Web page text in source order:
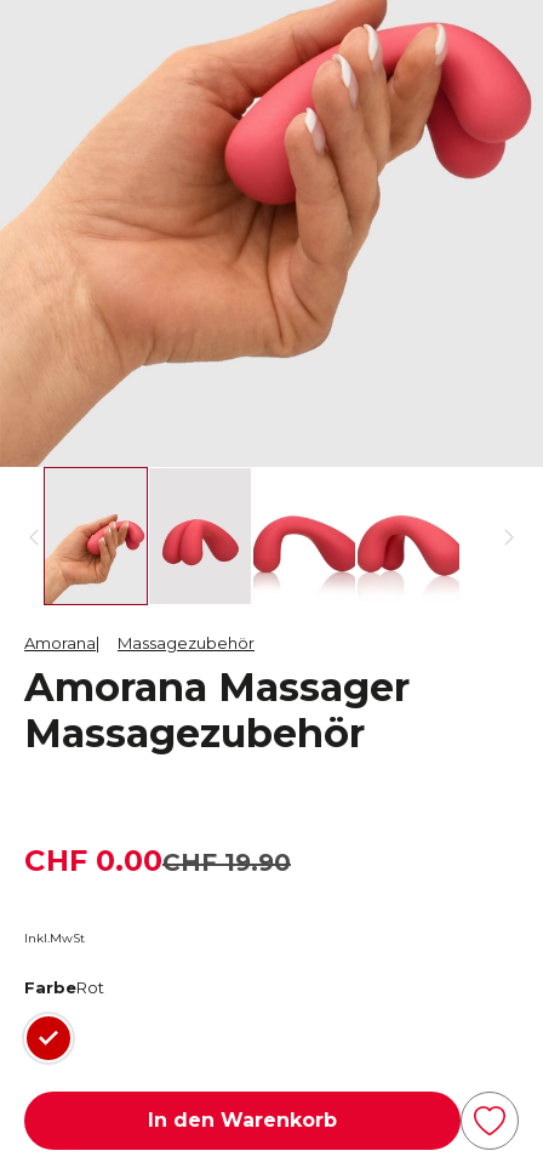
Amorana Massagezubehör
Amorana Massager
Massagezubehör
CHF 19.90
CHF 0.00
Inkl.MwSt
FarbeRot
Rot
In den Warenkorb